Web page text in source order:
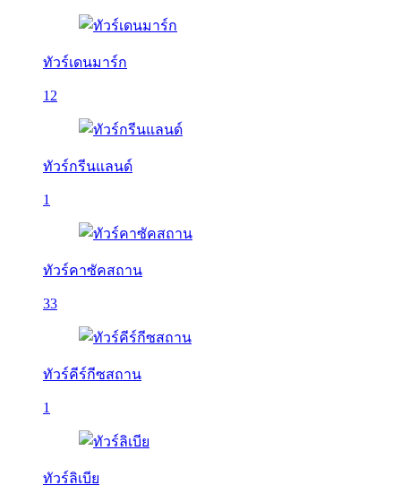
ทัวร์เดนมาร์ก
12
ทัวร์กรีนแลนด์
1
ทัวร์คาซัคสถาน
33
ทัวร์คีร์กีซสถาน
1
ทัวร์ลิเบีย